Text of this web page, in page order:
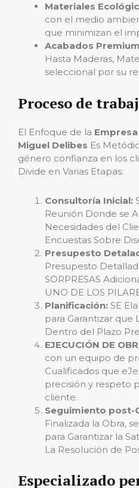
Materiales
con el medio
que minimizan el
Acabados
Hasta Maderas,
seleccional por su
Proceso de
El Enfoque de la
Miguel Delibes Es
género confianza en los
Divide en Varias Etapas:
Consultoría Inicial:
Reunión Donde se
Necesidades del
Encuestas Sobre
Presupesto
Presupesto
SORPRESAS
UNO DE LOS
Planificación: SE
para Garantizar que
Dentro del Plazo
EJECUCIÓN DE
con un equipo de
Cualificados que
precisión y respeto
cliente.
Seguimiento post-
Finalizada la Obra,
para Garantizar la
La Resolución de
Especializado